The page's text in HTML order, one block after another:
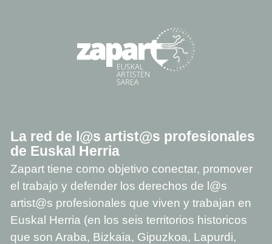
La red de l@s artist@s profesionales
de Euskal Herria
Zapart tiene como objetivo conectar, promover
el trabajo y defender los derechos de l@s
artist@s profesionales que viven y trabajan en
Euskal Herria (en los seis territorios historicos
que son Araba, Bizkaia, Gipuzkoa, Lapurdi,